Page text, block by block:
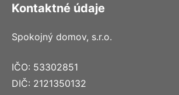
Kontaktné údaje
Spokojný domov, s.r.o.
IČO: 53302851
DIČ: 2121350132